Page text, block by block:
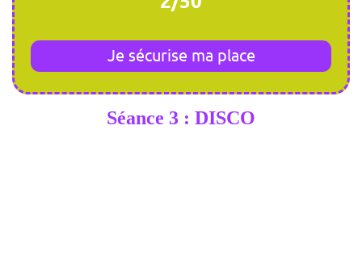
Je sécurise ma place
Séance 3 : DISCO